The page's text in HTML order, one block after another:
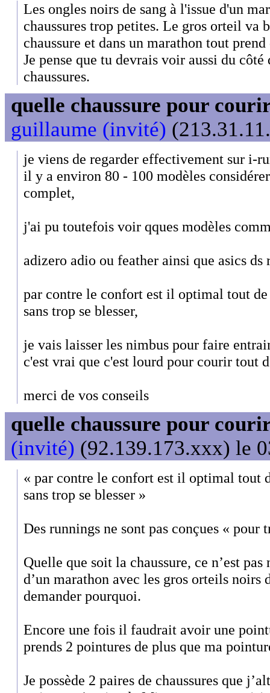
Les ongles noirs de sang à l'issue d'un
chaussures trop petites. Le gros orteil va
chaussure et dans un marathon tout
Je pense que tu devrais voir aussi du
chaussures.
quelle chaussure pour
guillaume (invité)
je viens de regarder effectivement sur i-
il y a environ 80 - 100 modèles
complet,
j'ai pu toutefois voir qques modèles
adizero adio ou feather ainsi que asics ds
par contre le confort est il optimal tout
sans trop se blesser,
je vais laisser les nimbus pour faire
c'est vrai que c'est lourd pour courir tout
merci de vos conseils
quelle chaussure pour
(invité) (92.139.173.xxx) le
« par contre le confort est il optimal tout
sans trop se blesser »
Des runnings ne sont pas conçues « pour
Quelle que soit la chaussure, ce n’est
d’un marathon avec les gros orteils noirs
demander pourquoi.
Encore une fois il faudrait avoir une
prends 2 pointures de plus que ma
Je possède 2 paires de chaussures que